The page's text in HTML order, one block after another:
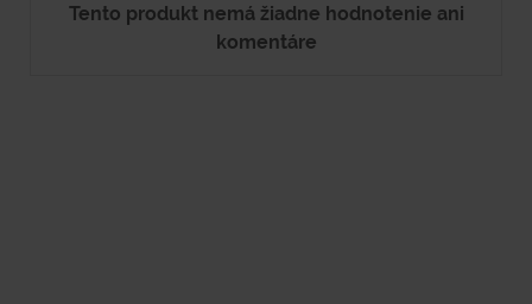
Tento produkt nemá žiadne hodnotenie ani
komentáre